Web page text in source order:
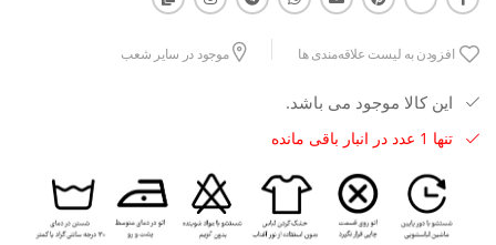
افزودن به لیست علاقه‌مندی ها موجود در سایر شعب
این کالا موجود می باشد.
تنها 1 عدد در انبار باقی مانده